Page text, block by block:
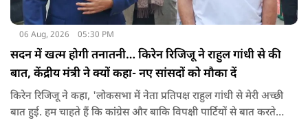
06 Aug, 2026 05:30 PM
सदन में खत्म होगी तनातनी… किरेन रिजिजू ने राहुल गांधी से की
बात, केंद्रीय मंत्री ने क्यों कहा- नए सांसदों को मौका दें
किरेन रिजिजू ने कहा, 'लोकसभा में नेता प्रतिपक्ष राहुल गांधी से मेरी अच्छी
बात हुई. हम चाहते हैं कि कांग्रेस और बाकि विपक्षी पार्टियों से बात करते